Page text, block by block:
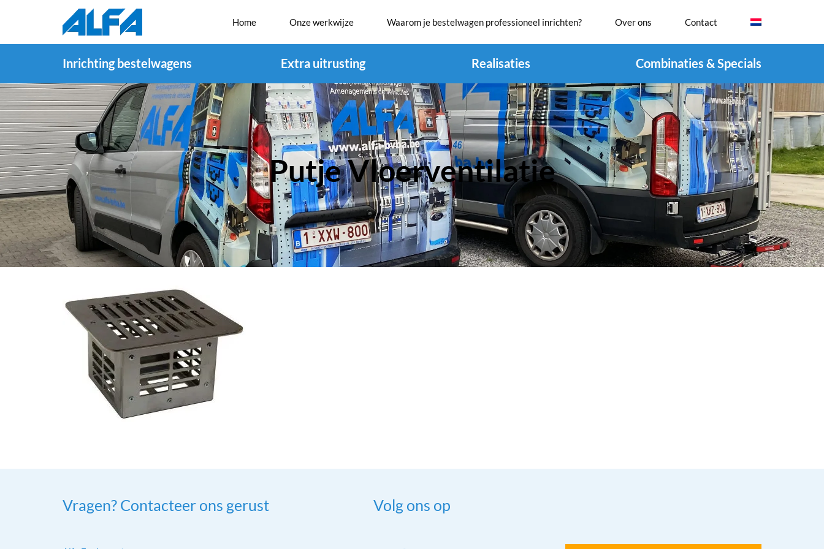
Home Onze werkwijze Waarom je bestelwagen professioneel inrichten? Over ons Contact
Inrichting bestelwagens Extra uitrusting Realisaties Combinaties & Specials
Putje Vloerventilatie
Vragen? Contacteer ons gerust Volg ons op